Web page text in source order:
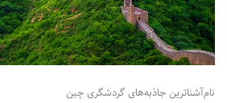
نام‌آشناترین جاذبه‌های گردشگری چین